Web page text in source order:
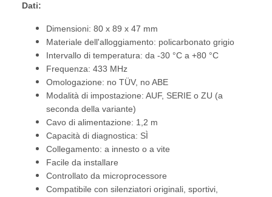
Dati:
Dimensioni: 80 x 89 x 47 mm
Materiale dell'alloggiamento: policarbonato grigio
Intervallo di temperatura: da -30 °C a +80 °C
Frequenza: 433 MHz
Omologazione: no TÜV, no ABE
Modalità di impostazione: AUF, SERIE o ZU (a
seconda della variante)
Cavo di alimentazione: 1,2 m
Capacità di diagnostica: SÌ
Collegamento: a innesto o a vite
Facile da installare
Controllato da microprocessore
Compatibile con silenziatori originali, sportivi,